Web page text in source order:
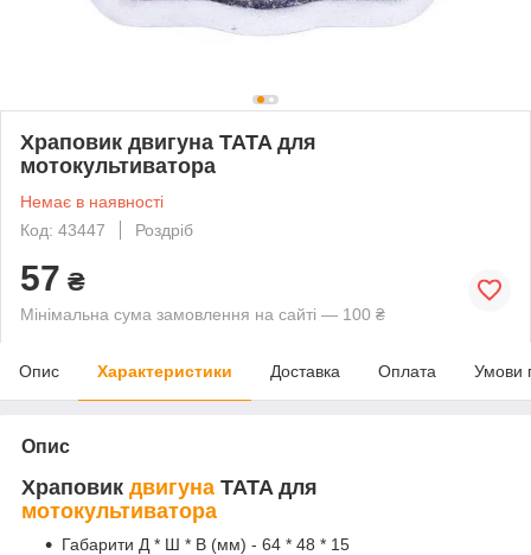
Храповик двигуна TATA для
мотокультиватора
Немає в наявності
Код: 43447
Роздріб
57 ₴
Мінімальна сума замовлення на сайті — 100 ₴
Опис Характеристики Доставка Оплата Умови
Опис
Храповик двигуна TATA для
мотокультиватора
Габарити Д * Ш * В (мм) - 64 * 48 * 15